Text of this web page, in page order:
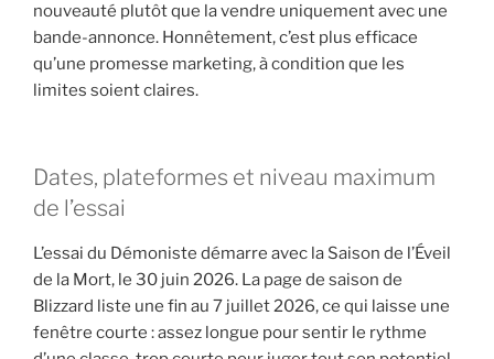
nouveauté plutôt que la vendre uniquement avec une
bande-annonce. Honnêtement, c’est plus efficace
qu’une promesse marketing, à condition que les
limites soient claires.
Dates, plateformes et niveau maximum
de l’essai
L’essai du Démoniste démarre avec la Saison de l’Éveil
de la Mort, le 30 juin 2026. La page de saison de
Blizzard liste une fin au 7 juillet 2026, ce qui laisse une
fenêtre courte : assez longue pour sentir le rythme